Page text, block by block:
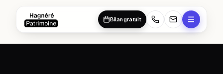
Bilan gratuit